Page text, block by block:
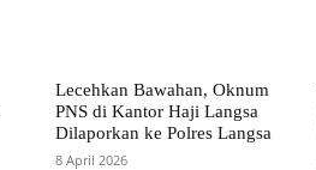
Lecehkan Bawahan, Oknum
PNS di Kantor Haji Langsa
Dilaporkan ke Polres Langsa
8 April 2026